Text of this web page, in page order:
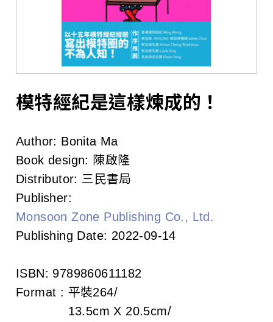
h
e
s
A
s
s
c
模特經紀是這樣煉成的！
Author: Bonita Ma
Book design: 陳啟隆
Distributor: 三民書局
Publisher:
Monsoon Zone Publishing Co., Ltd.
Publishing Date: 2022-09-14
ISBN: 9789860611182
Format : 平裝264
13.5cm X 20.5cm